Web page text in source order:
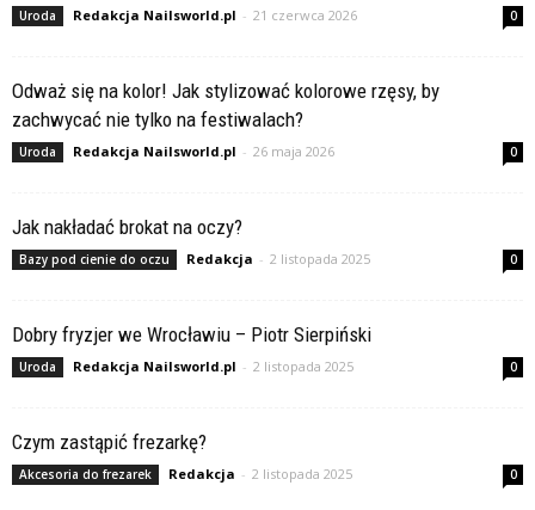
Uroda Redakcja Nailsworld.pl - 21 czerwca 2026 0
Odważ się na kolor! Jak stylizować kolorowe rzęsy, by
zachwycać nie tylko na festiwalach?
Uroda Redakcja Nailsworld.pl - 26 maja 2026 0
Jak nakładać brokat na oczy?
Bazy pod cienie do oczu Redakcja - 2 listopada 2025 0
Dobry fryzjer we Wrocławiu – Piotr Sierpiński
Uroda Redakcja Nailsworld.pl - 2 listopada 2025 0
Czym zastąpić frezarkę?
Akcesoria do frezarek Redakcja - 2 listopada 2025 0